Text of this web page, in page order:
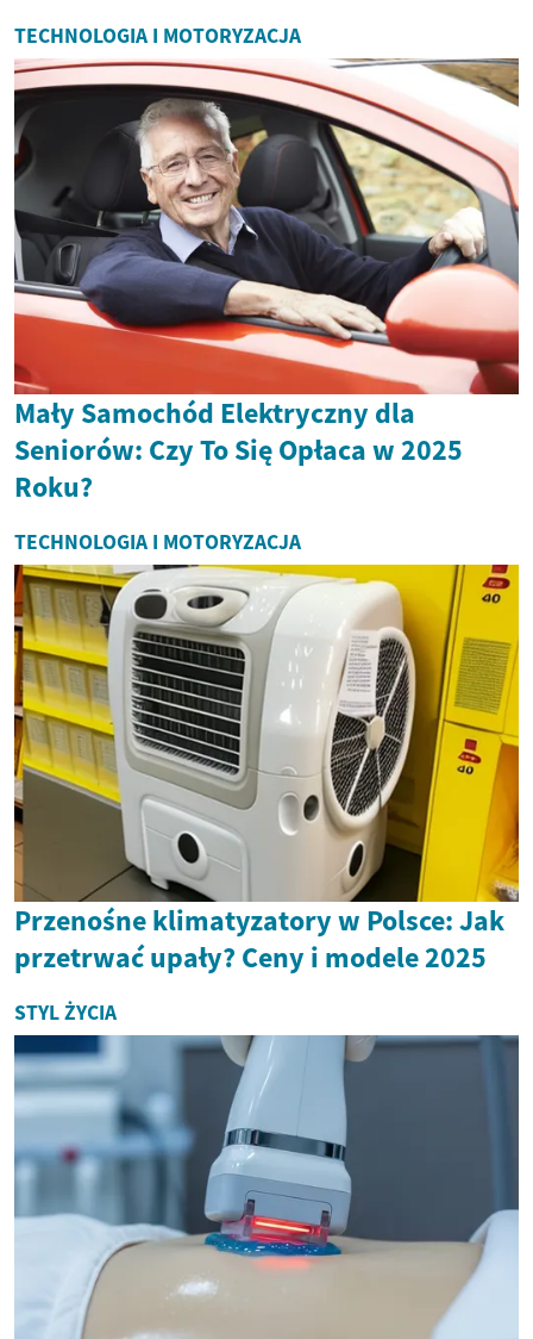
TECHNOLOGIA I MOTORYZACJA
Mały Samochód Elektryczny dla
Seniorów: Czy To Się Opłaca w 2025
Roku?
TECHNOLOGIA I MOTORYZACJA
Przenośne klimatyzatory w Polsce: Jak
przetrwać upały? Ceny i modele 2025
STYL ŻYCIA